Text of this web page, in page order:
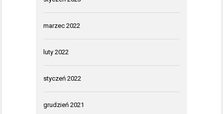
marzec 2022
luty 2022
styczeń 2022
grudzień 2021